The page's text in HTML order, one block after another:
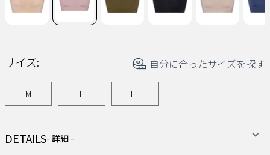
DETAILS- 詳細 -
ク。
サイズ: 自分に合ったサイズを探す
M L LL